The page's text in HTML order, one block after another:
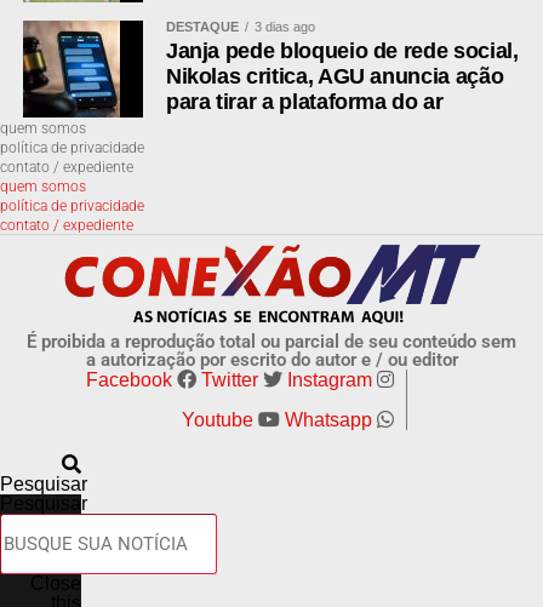
“Isso aqui é o matadouro”: vídeo mostra cães mortos
e vivos em barracão sem luz do Zoonoses de Cuiabá
EXCLUSIVO:compras pela internet: o guia completo
dos direitos do consumidor
EXCLUSIVO:Mato Grosso mata mais mulheres por
serem mulheres;revela anunário
EXCLUSIVO: ex-assessor acusa deputado Dr. João de
confiscar salários e manter funcionários fantasmas;VÍDEO
Glifosato aparece em 31 de 75 ultraprocessados
testados pelo Idec, saiba quais
DESTAQUE 3 dias ago
Janja pede bloqueio de rede social,
Nikolas critica, AGU anuncia ação
para tirar a plataforma do ar
quem somos
política de privacidade
contato / expediente
quem somos
política de privacidade
contato / expediente
É proibida a reprodução total ou parcial de seu conteúdo sem
a autorização por escrito do autor e / ou editor
Facebook Twitter
Instagram
Youtube
Whatsapp
Pesquisar
Pesquisar